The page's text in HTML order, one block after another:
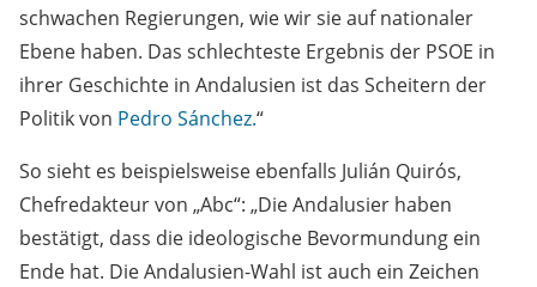
schwachen Regierungen, wie wir sie auf nationaler
Ebene haben. Das schlechteste Ergebnis der PSOE in
ihrer Geschichte in Andalusien ist das Scheitern der
Politik von Pedro Sánchez.“
So sieht es beispielsweise ebenfalls Julián Quirós,
Chefredakteur von „Abc“: „Die Andalusier haben
bestätigt, dass die ideologische Bevormundung ein
Ende hat. Die Andalusien-Wahl ist auch ein Zeichen